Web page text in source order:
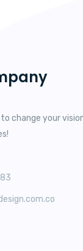
to change your